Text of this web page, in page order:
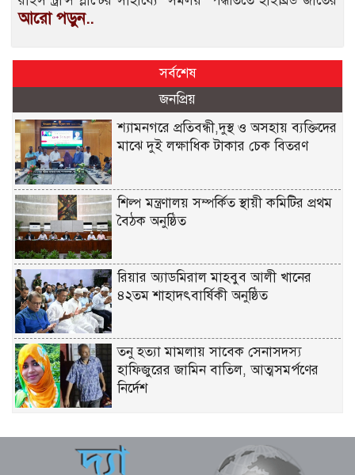
আরো পড়ুন..
সর্বশেষ
জনপ্রিয়
শ্যামনগরে প্রতিবন্ধী,দুস্থ ও অসহায় ব্যক্তিদের
মাঝে দুই লক্ষাধিক টাকার চেক বিতরণ
শিল্প মন্ত্রণালয় সম্পর্কিত স্থায়ী কমিটির প্রথম
বৈঠক অনুষ্ঠিত
রিয়ার অ্যাডমিরাল মাহবুব আলী খানের
৪২তম শাহাদৎবার্ষিকী অনুষ্ঠিত
তনু হত্যা মামলায় সাবেক সেনাসদস্য
হাফিজুরের জামিন বাতিল, আত্মসমর্পণের
নির্দেশ
যুবকের মৃত্যু